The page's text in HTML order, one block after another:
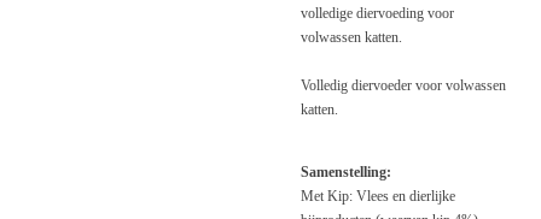
volledige diervoeding voor
volwassen katten.
Volledig diervoeder voor volwassen
katten.
Samenstelling:
Met Kip: Vlees en dierlijke